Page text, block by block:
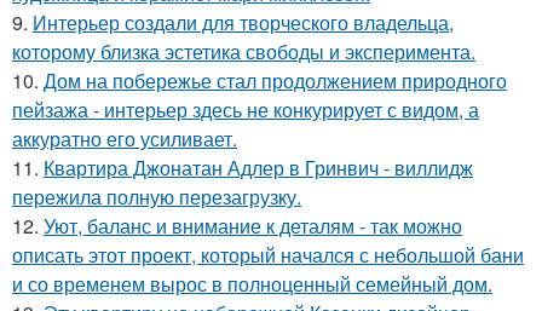
9. Интерьер создали для творческого владельца,
которому близка эстетика свободы и эксперимента.
10. Дом на побережье стал продолжением природного
пейзажа - интерьер здесь не конкурирует с видом, а
аккуратно его усиливает.
11. Квартира Джонатан Адлер в Гринвич - виллидж
пережила полную перезагрузку.
12. Уют, баланс и внимание к деталям - так можно
описать этот проект, который начался с небольшой бани
и со временем вырос в полноценный семейный дом.